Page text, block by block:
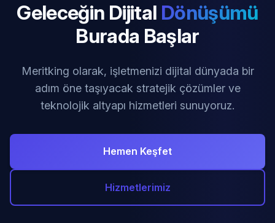
Geleceğin Dijital Dönüşümü
Burada Başlar
Meritking olarak, işletmenizi dijital dünyada bir
adım öne taşıyacak stratejik çözümler ve
teknolojik altyapı hizmetleri sunuyoruz.
Hemen Keşfet
Hizmetlerimiz